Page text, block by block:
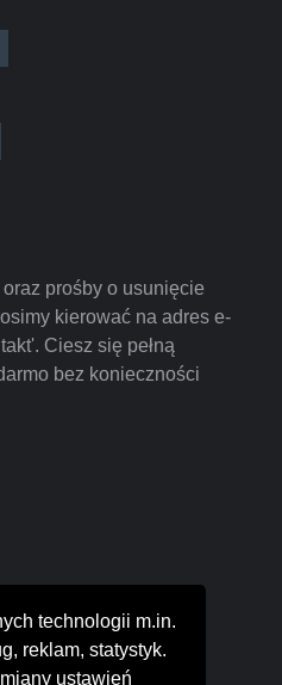
technologii m.in.
reklam, statystyk.
ustawień
prośby o usunięcie
kierować na adres e-
Ciesz się pełną
bez konieczności